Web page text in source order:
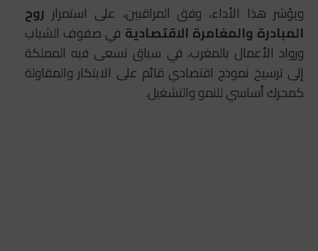
ويؤشر هذا الأداء، وفق المراقبين، على استمرار روح
المبادرة والمغامرة الاقتصادية في صفوف الشباب
ورواد الأعمال بالمغرب، في سياق تسعى فيه المملكة
إلى ترسيخ نموذج اقتصادي قائم على الابتكار والمقاولة
كمحرك أساسي للنمو والتشغيل.